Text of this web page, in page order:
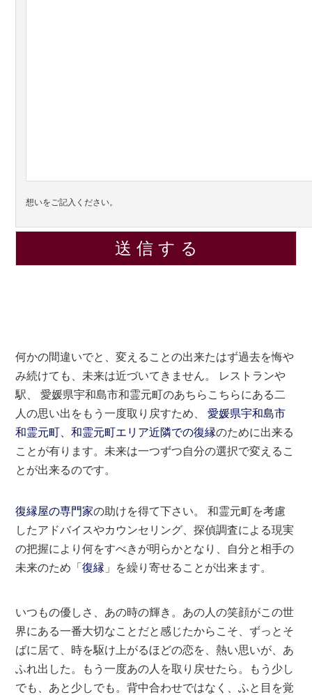
想いをご記入ください。
何かの間違いでと、変えることの出来たはず過去を悔や
み続けても、未来は近づいてきません。 レストランや
駅、 愛媛県宇和島市和霊元町のあちらこちらにある二
人の思い出をもう一度取り戻すため、
愛媛県宇和島市
和霊元町、和霊元町エリア近隣での復縁のために出来る
ことが有ります。未来は一つずつ自分の選択で変えるこ
とが出来るのです。
復縁屋の専門家の助けを得て下さい。 和霊元町を考慮
したアドバイスやカウンセリング、探偵調査による現実
の把握により何をすべきが明らかとなり、自分と相手の
未来のため「復縁 」を繰り寄せることが出来ます。
いつもの優しさ、あの時の輝き。あの人の笑顔がこの世
界にある一番大切なことだと感じたからこそ、ずっとそ
ばに居て、時を駆け上がるほどの恋を、熱い思いが、あ
ふれ出した。もう一度あの人を取り戻せたら。もう少し
でも、あと少しでも。背中合わせではなく、ふと目を覚